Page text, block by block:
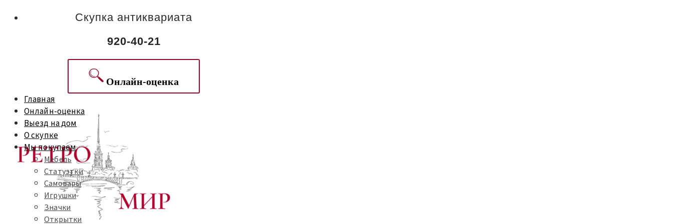
Скупка антиквариата
920-40-21
Онлайн-оценка
Главная
Онлайн-оценка
Выезд на дом
О скупке
Мы покупаем
Мебель
Статуэтки
Самовары
Игрушки
Значки
Открытки